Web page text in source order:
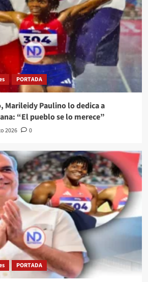
PORTADA
Marileidy Paulino lo dedica a
“El pueblo se lo merece”
2026 0
PORTADA